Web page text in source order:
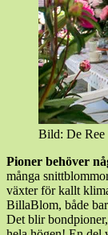
Bild: De Ree
Pioner behöver
många
växter för kallt
BillaBlom, både
Det blir